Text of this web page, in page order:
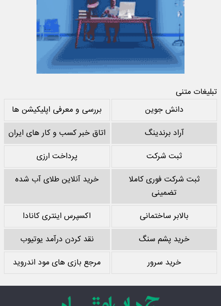
تبلیغات متنی
دانش جوین
بررسی و معرفی اپلیکیشن ها
آراد برندینگ
اتاق خبر کسب و کار های ایران
ثبت شرکت
پرداخت ارزی
ثبت شرکت فوری کاملا
تضمینی
خرید آنلاین طلای آب شده
بالابر ساختمانی
اکسپرس اینتری کانادا
خرید پشم سنگ
نقد کردن درآمد یوتیوب
خرید سرور
مرجع بازی های مود اندروید